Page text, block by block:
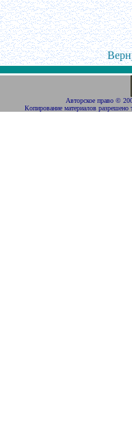
Авторское право ©
Копирование материалов